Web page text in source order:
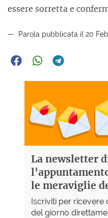
essere sorretta e
Parola pubblicata il 20
La newsletter
le meraviglie
Iscriviti per ricevere
del giorno